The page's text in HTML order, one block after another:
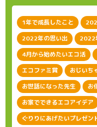
1年で成長したこと
2022年の思い出
2022
4月から始めたいエコ活
エコファミ賞
おじいち
お世話になった先生
お
お家でできるエコアイデア
ぐりりにあげたいプレゼン